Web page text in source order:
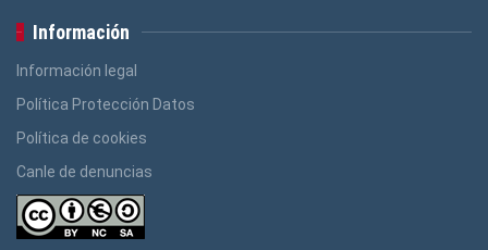
Información
Información legal
Política Protección Datos
Política de cookies
Canle de denuncias